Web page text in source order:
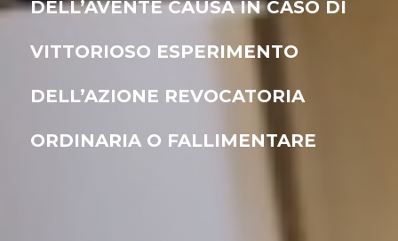
DELL’AVENTE CAUSA IN CASO DI
VITTORIOSO ESPERIMENTO
DELL’AZIONE REVOCATORIA
ORDINARIA O FALLIMENTARE